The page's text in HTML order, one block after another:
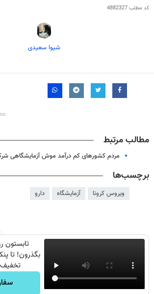
کد مطلب4882327
شیوا سعیدی
مطالب مرتبط
مردم کشورهای کم درآمد موش آزمایشگاهی
برچسب‌ها
ویروس کرونا آزمایشگاه دارو
تابستون
بگذرون! تا